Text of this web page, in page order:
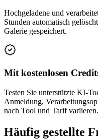
Hochgeladene und
Stunden automatisch
Galerie gespeichert.
Mit kostenlosen
Testen Sie unterstützte KI-
Anmeldung,
nach Tool und Tarif variieren.
Häufig gestellte